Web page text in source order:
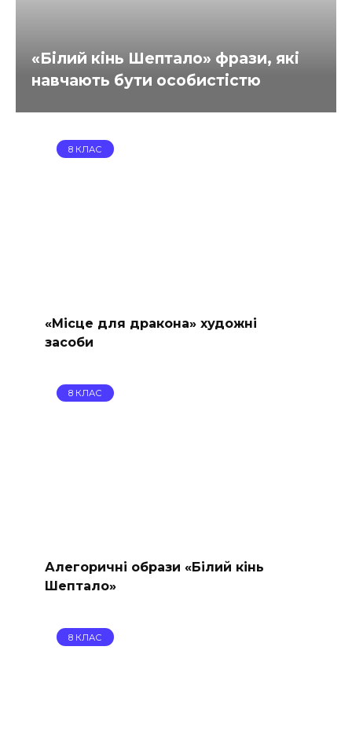
«Білий кінь Шептало» фрази, які
навчають бути особистістю
8 КЛАС
«Місце для дракона» художні
засоби
8 КЛАС
Алегоричні образи «Білий кінь
Шептало»
8 КЛАС